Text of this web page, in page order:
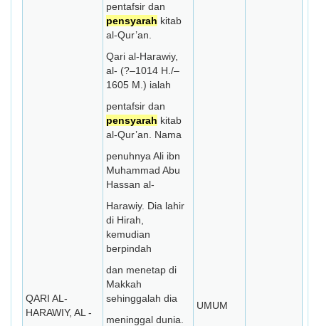
QARI AL-
HARAWIY, AL -
pentafsir dan
pensyarah kitab
al-Qur’an.
Qari al-Harawiy,
al- (?–1014 H./–
1605 M.) ialah
pentafsir dan
pensyarah kitab
al-Qur’an. Nama
penuhnya Ali ibn
Muhammad Abu
Hassan al-
Harawiy. Dia lahir
di Hirah,
kemudian
berpindah
dan menetap di
Makkah
sehinggalah dia
meninggal dunia.
UMUM